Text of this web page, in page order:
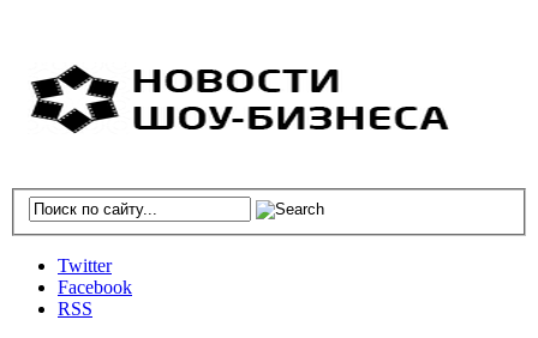
Twitter
Facebook
RSS